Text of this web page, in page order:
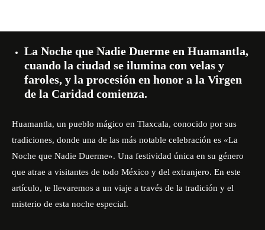
La Noche que Nadie Duerme en Huamantla,
cuando la ciudad se ilumina con velas y
faroles, y la procesión en honor a la Virgen
de la Caridad comienza.
Huamantla, un pueblo mágico en Tlaxcala, conocido por sus
tradiciones, donde una de las más notable celebración es «La
Noche que Nadie Duerme». Una festividad única en su género
que atrae a visitantes de todo México y del extranjero. En este
artículo, te llevaremos a un viaje a través de la tradición y el
misterio de esta noche especial.